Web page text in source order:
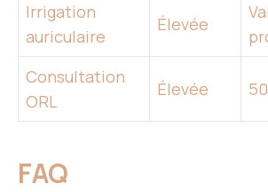
Irrigation
auriculaire
Élevée
Consultation
ORL
Élevée
FAQ